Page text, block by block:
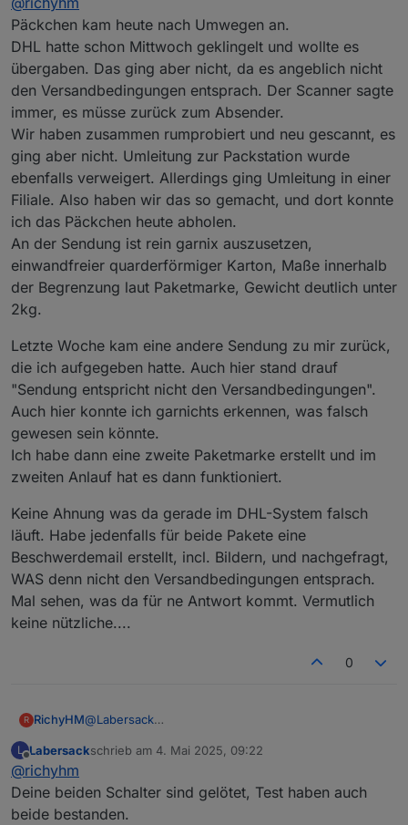
gemacht wird). Beim zweiten Schalter blinkt die LED
ständig.
Päckchen kam heute nach Umwegen an.
DHL hatte schon Mittwoch geklingelt und wollte es
übergaben. Das ging aber nicht, da es angeblich nicht
den Versandbedingungen entsprach. Der Scanner sagte
immer, es müsse zurück zum Absender.
Wir haben zusammen rumprobiert und neu gescannt, es
ging aber nicht. Umleitung zur Packstation wurde
ebenfalls verweigert. Allerdings ging Umleitung in einer
Filiale. Also haben wir das so gemacht, und dort konnte
ich das Päckchen heute abholen.
An der Sendung ist rein garnix auszusetzen,
einwandfreier quarderförmiger Karton, Maße innerhalb
der Begrenzung laut Paketmarke, Gewicht deutlich unter
2kg.
Letzte Woche kam eine andere Sendung zu mir zurück,
die ich aufgegeben hatte. Auch hier stand drauf
"Sendung entspricht nicht den Versandbedingungen".
Auch hier konnte ich garnichts erkennen, was falsch
gewesen sein könnte.
Ich habe dann eine zweite Paketmarke erstellt und im
zweiten Anlauf hat es dann funktioniert.
Keine Ahnung was da gerade im DHL-System falsch
läuft. Habe jedenfalls für beide Pakete eine
Beschwerdemail erstellt, incl. Bildern, und nachgefragt,
WAS denn nicht den Versandbedingungen entsprach.
Mal sehen, was da für ne Antwort kommt. Vermutlich
keine nützliche....
0
R RichyHM@Labersack
einen blinkt die LED wenn der Schalter mit Strom
gemacht wird). Beim zweiten Schalter blinkt die LED
ständig.
L
Offline
Labersackschrieb am 4. Mai 2025, 09:22
zuletzt editiert von
@richyhm
Deine beiden Schalter sind gelötet, Test haben auch
beide bestanden.